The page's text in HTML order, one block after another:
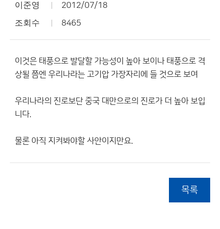
이준영 2012/07/18
조회수 8465
이것은 태풍으로 발달할 가능성이 높아 보이나 태풍으로 격
상될 쯤엔 우리나라는 고기압 가장자리에 들 것으로 보여
우리나라의 진로보단 중국 대만으로의 진로가 더 높아 보입
니다.
물론 아직 지켜봐야할 사안이지만요.
목록